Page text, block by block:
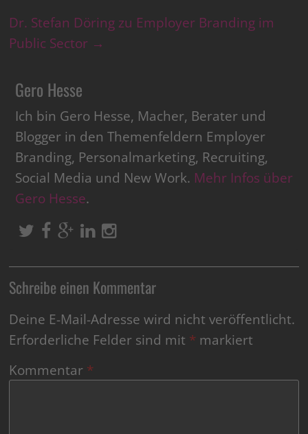
Dr. Stefan Döring zu Employer Branding im
Public Sector →
Gero Hesse
Ich bin Gero Hesse, Macher, Berater und
Blogger in den Themenfeldern Employer
Branding, Personalmarketing, Recruiting,
Social Media und New Work. Mehr Infos über
Gero Hesse.
Schreibe einen Kommentar
Deine E-Mail-Adresse wird nicht veröffentlicht.
Erforderliche Felder sind mit * markiert
Kommentar *